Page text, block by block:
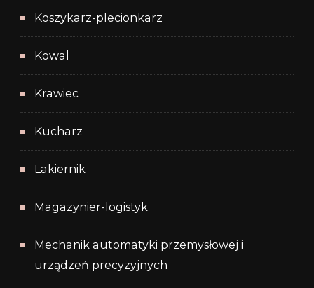
Koszykarz-plecionkarz
Kowal
Krawiec
Kucharz
Lakiernik
Magazynier-logistyk
Mechanik automatyki przemysłowej i
urządzeń precyzyjnych